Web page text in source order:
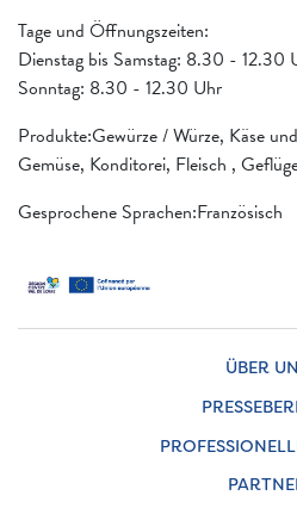
Tage und Öffnungszeiten:
Dienstag bis Samstag: 8.30 - 12.30
Sonntag: 8.30 - 12.30 Uhr
Produkte:Gewürze / Würze, Käse
Gemüse, Konditorei, Fleisch ,
Gesprochene Sprachen:Französisch
ÜBER